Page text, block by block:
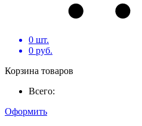
0 шт.
0 руб.
Корзина товаров
Всего:
Оформить